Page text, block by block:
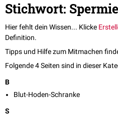
Stichwort:
Hier fehlt dein Wissen... Klicke
Definition.
Tipps und Hilfe zum Mitmachen
Folgende 4 Seiten sind in dieser
B
Blut-Hoden-Schranke
S